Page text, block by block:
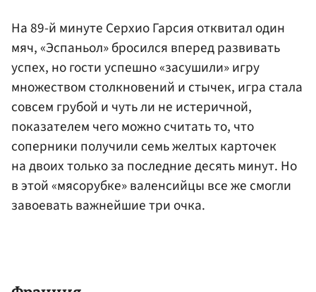
На 89-й минуте Серхио Гарсия отквитал один
мяч, «Эспаньол» бросился вперед развивать
успех, но гости успешно «засушили» игру
множеством столкновений и стычек, игра стала
совсем грубой и чуть ли не истеричной,
показателем чего можно считать то, что
соперники получили семь желтых карточек
на двоих только за последние десять минут. Но
в этой «мясорубке» валенсийцы все же смогли
завоевать важнейшие три очка.